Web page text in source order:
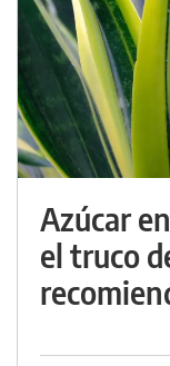
Azúcar
el truco